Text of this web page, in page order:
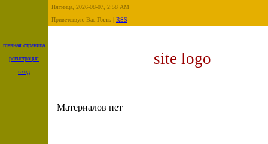
главная страница
регистрация
вход
Пятница, 2026-08-07, 2:58 AM
Приветствую Вас Гость | RSS
site logo
Материалов нет